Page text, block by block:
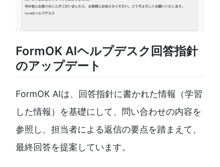
FormOK AIヘルプデスク回答指針
のアップデート
FormOK AIは、回答指針に書かれた情報（学習
した情報）を基礎にして、問い合わせの内容を
参照し、担当者による返信の要点を踏まえて、
最終回答を提案しています。